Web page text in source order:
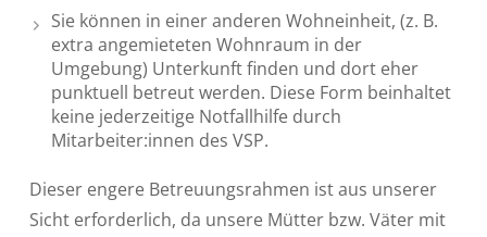
Sie können in einer anderen Wohneinheit, (z. B.
extra angemieteten Wohnraum in der
Umgebung) Unterkunft finden und dort eher
punktuell betreut werden. Diese Form beinhaltet
keine jederzeitige Notfallhilfe durch
Mitarbeiter:innen des VSP.
Dieser engere Betreuungsrahmen ist aus unserer
Sicht erforderlich, da unsere Mütter bzw. Väter mit